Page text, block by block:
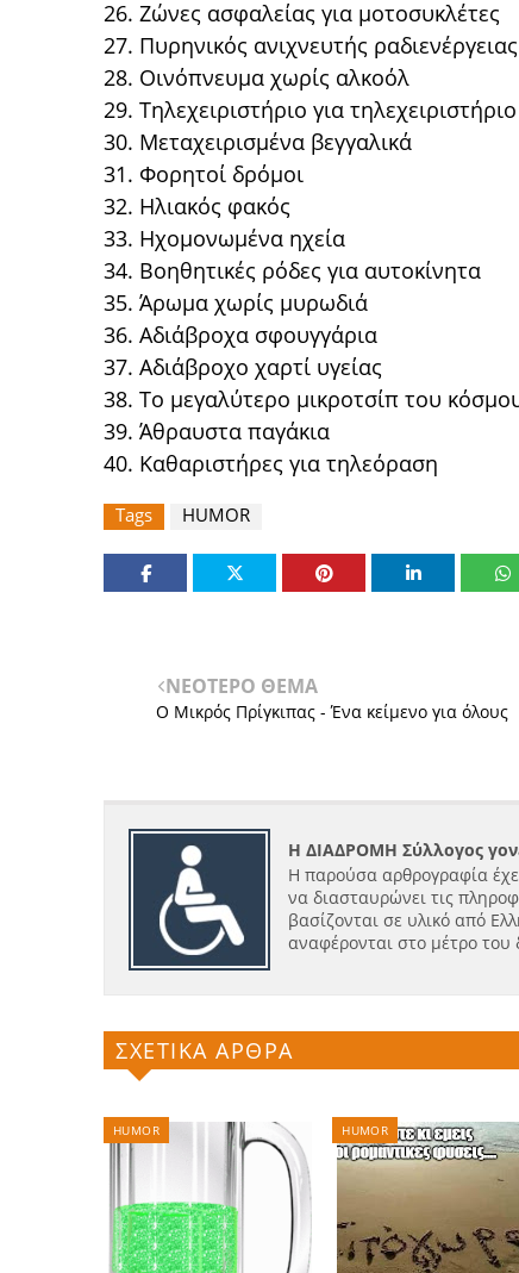
26. Ζώνες ασφαλείας για μοτοσυκλέτες
27. Πυρηνικός ανιχνευτής ραδιενέργειας
28. Οινόπνευμα χωρίς αλκοόλ
29. Τηλεχειριστήριο για τηλεχειριστήριο
30. Μεταχειρισμένα βεγγαλικά
31. Φορητοί δρόμοι
32. Ηλιακός φακός
33. Ηχομονωμένα ηχεία
34. Βοηθητικές ρόδες για αυτοκίνητα
35. Άρωμα χωρίς μυρωδιά
36. Αδιάβροχα σφουγγάρια
37. Αδιάβροχο χαρτί υγείας
38. Το μεγαλύτερο μικροτσίπ του
39. Άθραυστα παγάκια
40. Καθαριστήρες για τηλεόραση
Tags HUMOR
ΝΕΟΤΕΡΟ ΘΕΜΑ
O Mικρός Πρίγκιπας - Ένα κείμενο για όλους
Η ΔΙΑΔΡΟΜΗ Σύλλογος
Η παρούσα αρθρογραφία
να διασταυρώνει τις
βασίζονται σε υλικό από
αναφέρονται στο μέτρο του
ΣΧΕΤΙΚΑ ΑΡΘΡΑ
HUMOR HUMOR